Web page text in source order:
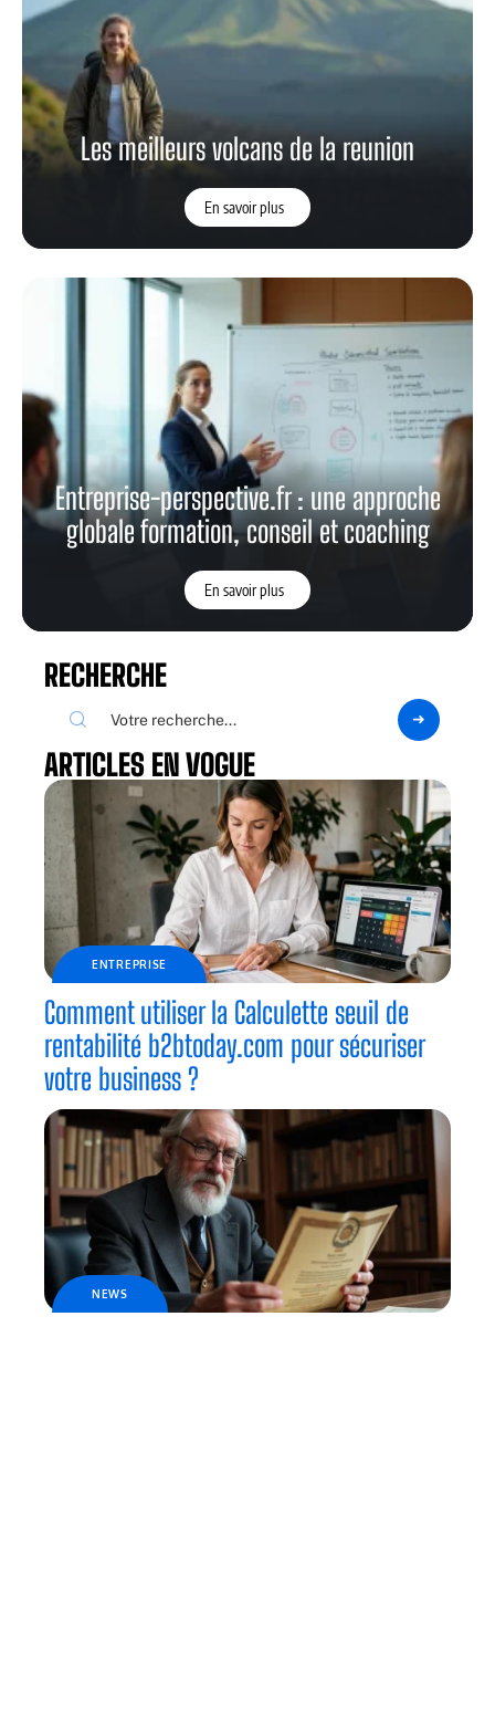
Les meilleurs volcans de la reunion
En savoir plus
Entreprise-perspective.fr : une approche
globale formation, conseil et coaching
En savoir plus
RECHERCHE
ARTICLES EN VOGUE
ENTREPRISE
Comment utiliser la Calculette seuil de
rentabilité b2btoday.com pour sécuriser
votre business ?
NEWS